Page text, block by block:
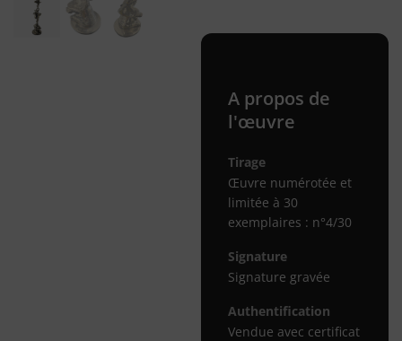
A propos de
l'œuvre
Tirage
Œuvre numérotée et
limitée à 30
exemplaires : n°4/30
Signature
Signature gravée
Authentification
Vendue avec certificat